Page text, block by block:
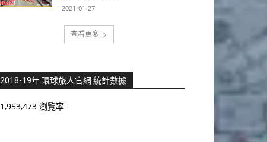
2021-01-27
查看更多
2018-19年 環球旅人官網 統計數據
1,953,473 瀏覽率